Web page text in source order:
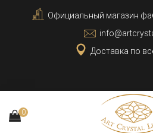
Официальный магазин
Доставка по
0